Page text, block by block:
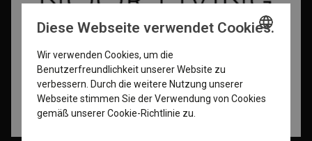
GERMAN
Diese Webseite verwendet Cookies.
Wir verwenden Cookies, um die
Benutzerfreundlichkeit unserer Website zu
verbessern. Durch die weitere Nutzung unserer
Webseite stimmen Sie der Verwendung von Cookies
gemäß unserer Cookie-Richtlinie zu.